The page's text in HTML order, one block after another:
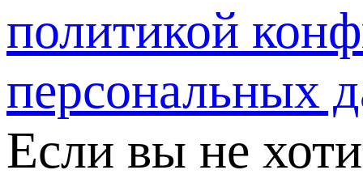
политикой
персональных
Если вы не